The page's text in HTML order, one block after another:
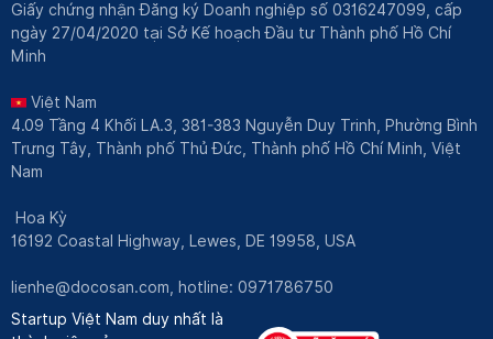
Giấy chứng nhận Đăng ký Doanh nghiệp số 0316247099, cấp
ngày 27/04/2020 tại Sở Kế hoạch Đầu tư Thành phố Hồ Chí
Minh
Việt Nam
4.09 Tầng 4 Khối LA.3, 381-383 Nguyễn Duy Trinh, Phường Bình
Trưng Tây, Thành phố Thủ Đức, Thành phố Hồ Chí Minh, Việt
Nam
Hoa Kỳ
16192 Coastal Highway, Lewes, DE 19958, USA
lienhe@docosan.com , hotline: 0971786750
Startup Việt Nam duy nhất là